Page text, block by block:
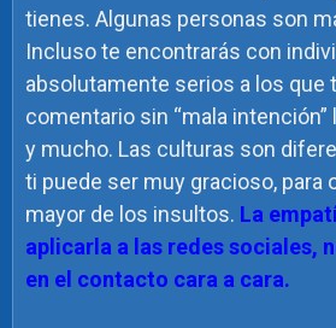
tienes. Algunas personas son
Incluso te encontrarás con
absolutamente serios a los que
comentario sin “mala
y mucho. Las culturas son
ti puede ser muy gracioso, para
mayor de los insultos. La
aplicarla a las redes sociales,
en el contacto cara a cara.